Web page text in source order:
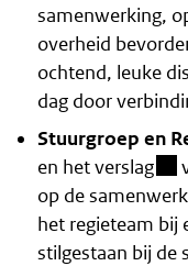
samenwerking,
overheid
ochtend, leuke
dag door
Stuurgroep en
en hetverslag
op de
het regieteam bij
stilgestaan bij de